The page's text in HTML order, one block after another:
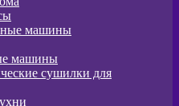
машины
машины
сушилки для